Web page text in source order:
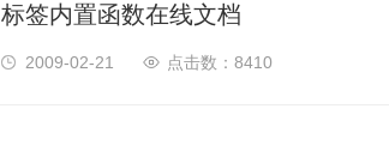
标签内置函数在线文档
2009-02-21 8410